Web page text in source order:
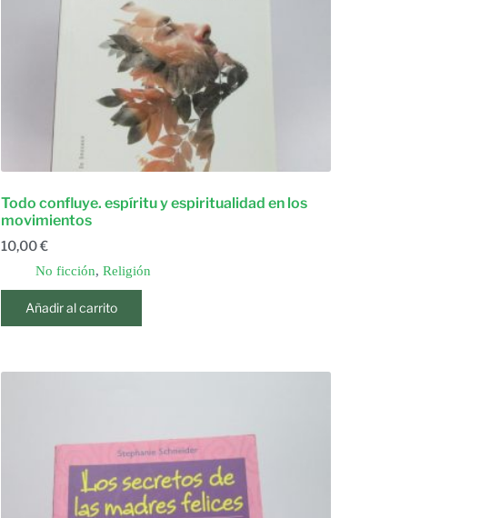
Todo confluye. espíritu y espiritualidad en los
movimientos
10,00€
No ficción, Religión
Añadir al carrito